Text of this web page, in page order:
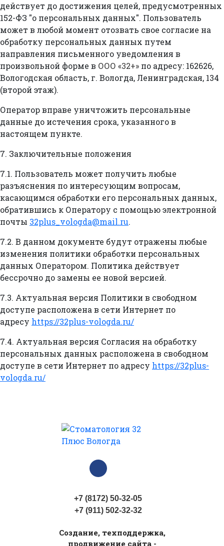
действует до достижения целей, предусмотренных
152-ФЗ "о персональных данных". Пользователь
может в любой момент отозвать свое согласие на
обработку персональных данных путем
направления письменного уведомления в
произвольной форме в ООО «32+» по адресу: 162626,
Вологодская область, г. Вологда, Ленинградская, 134
(второй этаж).
Оператор вправе уничтожить персональные
данные до истечения срока, указанного в
настоящем пункте.
7. Заключительные положения
7.1. Пользователь может получить любые
разъяснения по интересующим вопросам,
касающимся обработки его персональных данных,
обратившись к Оператору с помощью электронной
почты 32plus_vologda@mail.ru.
7.2. В данном документе будут отражены любые
изменения политики обработки персональных
данных Оператором. Политика действует
бессрочно до замены ее новой версией.
7.3. Актуальная версия Политики в свободном
доступе расположена в сети Интернет по
адресу https://32plus-vologda.ru/
7.4. Актуальная версия Согласия на обработку
персональных данных расположена в свободном
доступе в сети Интернет по адресу https://32plus-
vologda.ru/
+7 (8172) 50-32-05
+7 (911) 502-32-32
Cоздание, техподдержка,
продвижение сайта -